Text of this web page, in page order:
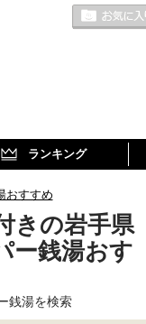
ランキング
おすすめ
きの岩手県
ー銭湯おす
銭湯を検索